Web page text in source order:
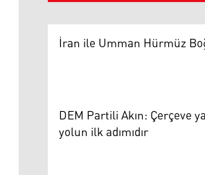
İran ile Umman Hürmüz
DEM Partili Akın: Çerçeve
yolun ilk adımıdır